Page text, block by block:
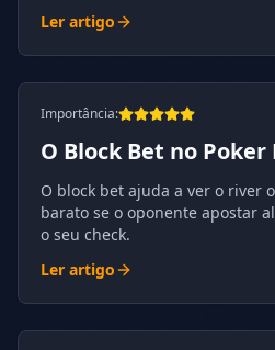
Ler artigo
Importância:
O Block Bet no Poker
O block bet ajuda a ver o river
barato se o oponente apostar
o seu check.
Ler artigo